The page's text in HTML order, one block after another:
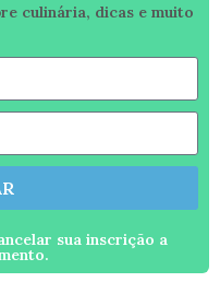
culinária, dicas e muito
sua inscrição a